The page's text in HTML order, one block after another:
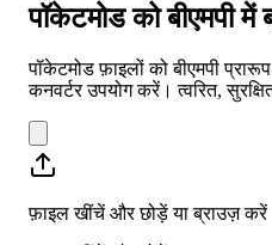
पॉकेटमोड को बीएमपी में
पॉकेटमोड फ़ाइलों को बीएमपी
कनवर्टर उपयोग करें। त्वरित,
फ़ाइल खींचें और छोड़ें या ब्राउज़ करें